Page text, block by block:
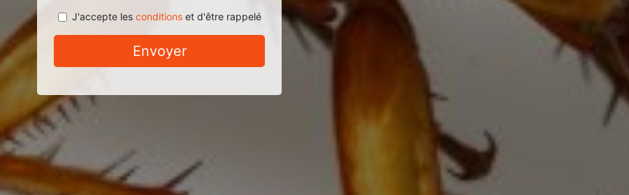
J'accepte les conditionset d'être rappelé
Envoyer